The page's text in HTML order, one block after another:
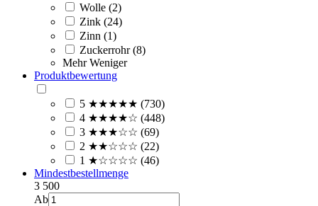
Wolle (2)
Zink (24)
Zinn (1)
Zuckerrohr (8)
Mehr Weniger
Produktbewertung
5 ★★★★★ (730)
4 ★★★★☆ (448)
3 ★★★☆☆ (69)
2 ★★☆☆☆ (22)
1 ★☆☆☆☆ (46)
Mindestbestellmenge
3 500
Ab